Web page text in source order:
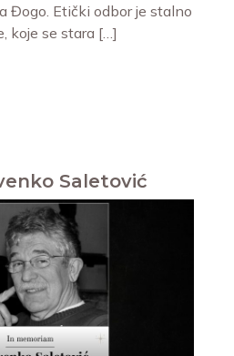
Đogo. Etički odbor je stalno
koje se stara […]
Saletović